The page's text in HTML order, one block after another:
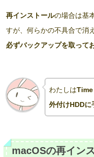
再インストールの場合は基
すが、何らかの不具合で消
必ずバックアップを取って
わたしは
外付けHDDに
macOSの再イン